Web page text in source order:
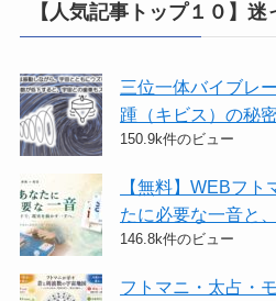
【人気記事トップ１０】迷
三位一体バイブレ
踵（キビス）の秘
150.9k件のビュー
【無料】WEBフ
たに必要な一音と
146.8k件のビュー
フトマニ・太占・